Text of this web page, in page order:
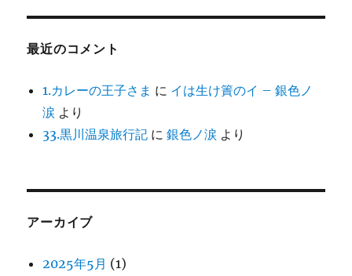
最近のコメント
1.カレーの王子さま に イは生け簀のイ – 銀色ノ
涙 より
33.黒川温泉旅行記 に銀色ノ涙 より
アーカイブ
2025年5月 (1)